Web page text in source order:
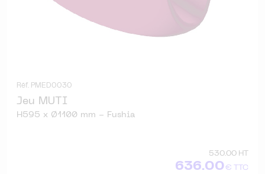
Réf. PMED0030
Jeu MUTI
H595 x Ø1100 mm - Fushia
530.00 HT
636.00€ TTC